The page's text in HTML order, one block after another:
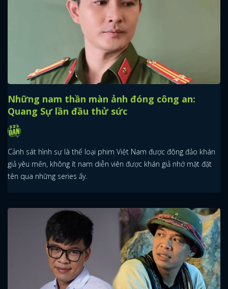
Những nam thần màn ảnh đóng công an:
Quang Sự lần đầu thử sức
Cảnh sát hình sự là thể loại phim Việt Nam được đông đảo khán
giả yêu mến, không ít nam diễn viên được khán giả nhớ mặt đặt
tên qua những series ấy.